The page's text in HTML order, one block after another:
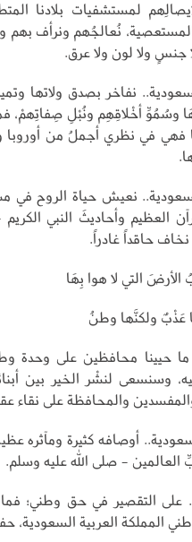
لمستشفيات بلادنا
نُعالجُهم ونرأف بهم
جنسٍ ولا لون ولا عرق.
نفاخر بصدق ولاتها
وسُمُوِّ أخْلاقِهِم ونُبْلِ صِفاتِهمْ،
فهي في نظري أجملُ من أوروبا
نعيش حياة الروح في
العظيم وأحاديثَ النبي
نخاف حاقداً غادراً.
التي لا هوا بِهَا
عَذْبٌ ولكنَّها وطنُ
حيينا محافظين على وحدة
وسنسعى لنشْر الخير بين
والمحافظة على نقاء
أوصافه كثيرة ومآثره
- صلى الله عليه وسلم.
على التقصير في حق وطني؛
المملكة العربية السعودية،